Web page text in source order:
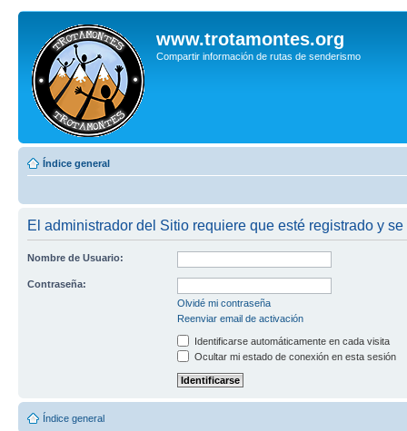
www.trotamontes.org
Compartir información de rutas de senderismo
Índice general
El administrador del Sitio requiere que esté registrado y
Nombre de Usuario:
Contraseña:
Olvidé mi contraseña
Reenviar email de activación
Identificarse automáticamente en cada visita
Ocultar mi estado de conexión en esta sesión
Índice general